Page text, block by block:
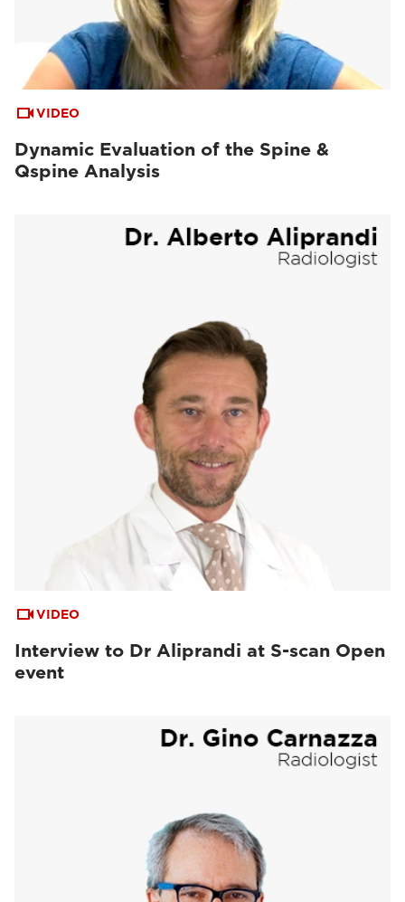
VIDEO
Dynamic Evaluation of the Spine &
Qspine Analysis
VIDEO
Interview to Dr Aliprandi at S-scan Open
event